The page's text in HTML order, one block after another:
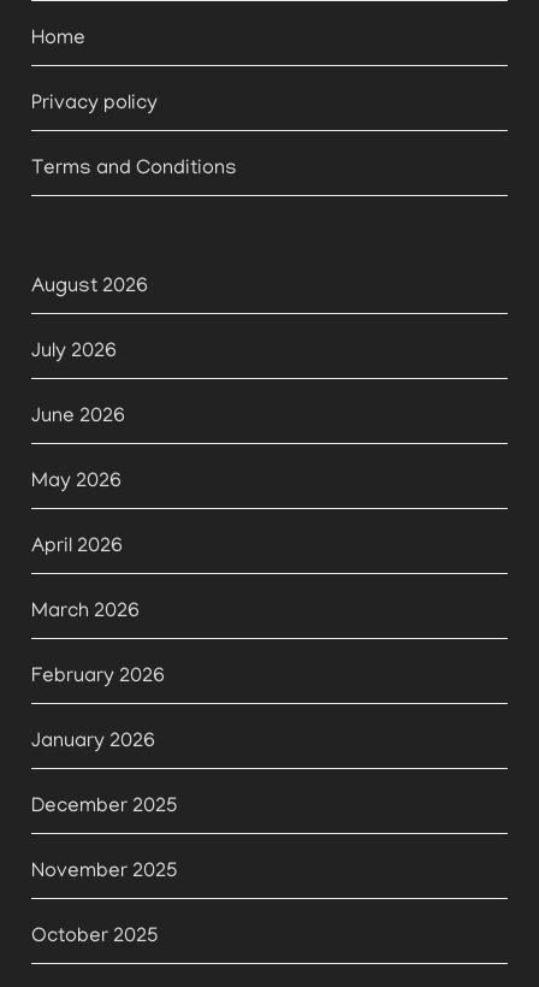
Home
Privacy policy
Terms and Conditions
August 2026
July 2026
June 2026
May 2026
April 2026
March 2026
February 2026
January 2026
December 2025
November 2025
October 2025